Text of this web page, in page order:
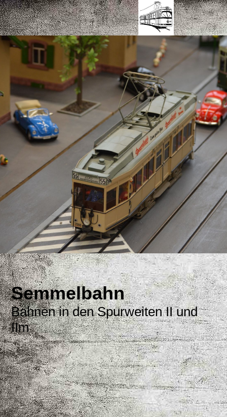
Semmelbahn
Bahnen in den Spurweiten II und
IIm